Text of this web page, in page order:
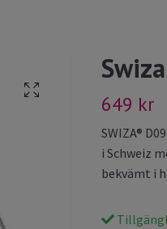
649 kr
SWIZA®
i Schweiz
bekvämt i